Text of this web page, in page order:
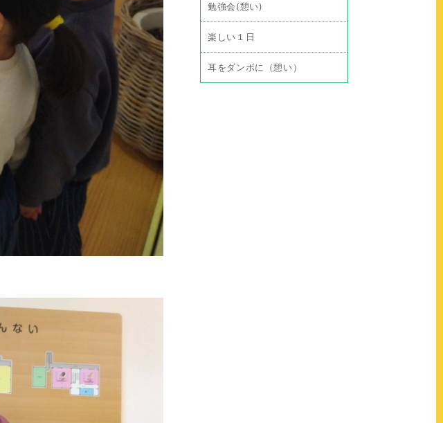
勉強会(憩い)
楽しい１日
耳をダンボに（憩い）